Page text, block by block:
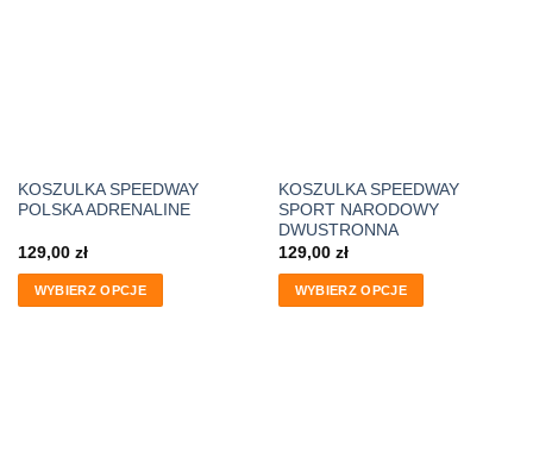
KOSZULKA SPEEDWAY
POLSKA ADRENALINE
129,00 zł
WYBIERZ OPCJE
KOSZULKA SPEEDWAY
SPORT NARODOWY
DWUSTRONNA
129,00 zł
WYBIERZ OPCJE